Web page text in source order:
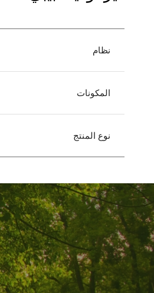
نظام
المكونات
نوع المنتج